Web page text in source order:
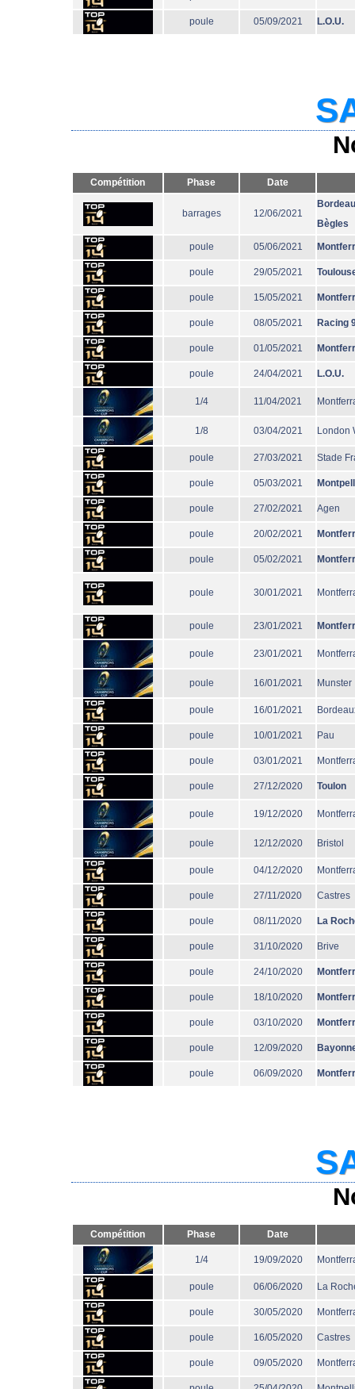
poule 05/09/2021 L.O.U.
Compétition Phase Date
barrages 12/06/2021
Bègles
poule 05/06/2021
poule 29/05/2021
poule 15/05/2021
poule 08/05/2021 Racing
poule 01/05/2021
poule 24/04/2021 L.O.U.
1/4 11/04/2021
1/8 03/04/2021 London
poule 27/03/2021 Stade
poule 05/03/2021
poule 27/02/2021 Agen
poule 20/02/2021
poule 05/02/2021
poule 30/01/2021
poule 23/01/2021
poule 23/01/2021
poule 16/01/2021 Munster
poule 16/01/2021
poule 10/01/2021 Pau
poule 03/01/2021
poule 27/12/2020 Toulon
poule 19/12/2020
poule 12/12/2020 Bristol
poule 04/12/2020
poule 27/11/2020 Castres
poule 08/11/2020 La
poule 31/10/2020 Brive
poule 24/10/2020
poule 18/10/2020
poule 03/10/2020
poule 12/09/2020
poule 06/09/2020
Compétition Phase Date
1/4 19/09/2020
poule 06/06/2020 La
poule 30/05/2020
poule 16/05/2020 Castres
poule 09/05/2020